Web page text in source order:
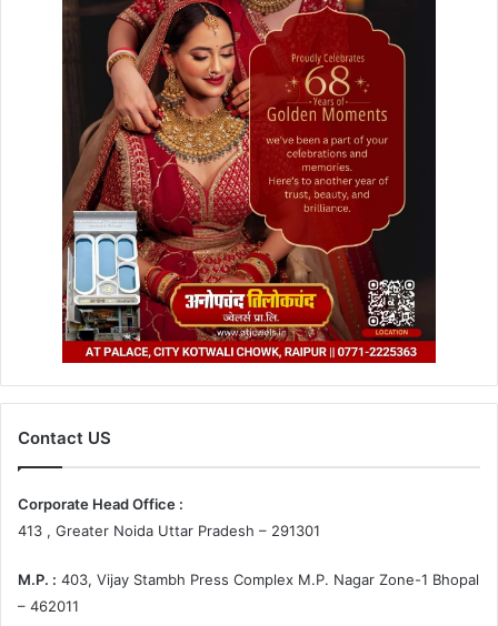
Contact US
Corporate Head Office :
413 , Greater Noida Uttar Pradesh – 291301
M.P. : 403, Vijay Stambh Press Complex M.P. Nagar Zone-1 Bhopal
– 462011